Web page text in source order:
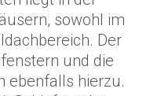
sowohl im
Der
und die
ebenfalls hierzu.